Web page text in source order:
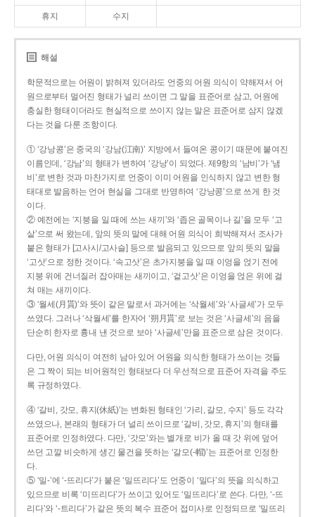
휴지 수지
해설
학문적으로는 어원이 밝혀져 있더라도 언중의 어원 의식이 약해져서 어
원으로부터 멀어진 형태가 널리 쓰이면 그 말을 표준어로 삼고, 어원에
충실한 형태이더라도 현실적으로 쓰이지 않는 말은 표준어로 삼지 않겠
다는 것을 다룬 조항이다.
① ‘강낭콩’은 중국의 ‘강남(江南)’ 지방에서 들여온 콩이기 때문에 붙여진
이름인데, ‘강남’의 형태가 변하여 ‘강낭’이 되었다. 제9항의 ‘남비’가 ‘냄
비’로 변한 것과 마찬가지로 언중이 이미 어원을 인식하지 않고 변한 형
태대로 발음하는 언어 현실을 그대로 반영하여 ‘강낭콩’으로 쓰게 한 것
이다.
② 예전에는 ‘지붕을 일 때에 쓰는 새끼’와 ‘좁은 골목이나 길’을 모두 ‘고
샅’으로 써 왔는데, 앞의 뜻의 말에 대해 어원 의식이 희박해져서 조사가
붙은 형태가 [고사시/고사슬] 등으로 발음되고 있으므로 앞의 뜻의 말을
‘고삿’으로 정한 것이다. ‘속고삿’은 초가지붕을 일 때 이엉을 얹기 전에
지붕 위에 건너질러 잡아매는 새끼이고, ‘겉고삿’은 이엉을 얹은 위에 걸
쳐 매는 새끼이다.
③ ‘월세(月貰)’와 뜻이 같은 말로서 과거에는 ‘삭월세’와 ‘사글세’가 모두
쓰였다. 그러나 ‘삭월세’를 한자어 ‘朔月貰’로 보는 것은 ‘사글세’의 음을
단순히 한자로 흉내 낸 것으로 보아 ‘사글세’만을 표준으로 삼은 것이다.
다만, 어원 의식이 여전히 남아 있어 어원을 의식한 형태가 쓰이는 것들
은 그 짝이 되는 비어원적인 형태보다 더 우선적으로 표준어 자격을 주도
록 규정하였다.
④ ‘갈비, 갓모, 휴지(休紙)’는 변화된 형태인 ‘가리, 갈모, 수지’ 등도 각각
쓰였으나, 본래의 형태가 더 널리 쓰이므로 ‘갈비, 갓모, 휴지’의 형태를
표준어로 인정하였다. 다만, ‘갓모’와는 별개로 비가 올 때 갓 위에 덮어
쓰던 고깔 비슷하게 생긴 물건을 뜻하는 ‘갈모(-帽)’는 표준어로 인정한
다.
⑤ ‘밀-’에 ‘-뜨리다’가 붙은 ‘밀뜨리다’도 언중이 ‘밀다’의 뜻을 의식하고
있으므로 비록 ‘미뜨리다’가 쓰이고 있어도 ‘밀뜨리다’로 쓴다. 다만, ‘-뜨
리다’와 ‘-트리다’가 같은 뜻의 복수 표준어 접미사로 인정되므로 ‘밀뜨리